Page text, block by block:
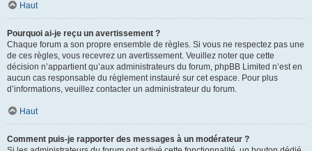
Haut
Pourquoi ai-je reçu un avertissement ?
Chaque forum a son propre ensemble de règles. Si vous ne respectez pas une
de ces règles, vous recevrez un avertissement. Veuillez noter que cette
décision n’appartient qu’aux administrateurs du forum, phpBB Limited n’est en
aucun cas responsable du règlement instauré sur cet espace. Pour plus
d’informations, veuillez contacter un administrateur du forum.
Haut
Comment puis-je rapporter des messages à un modérateur ?